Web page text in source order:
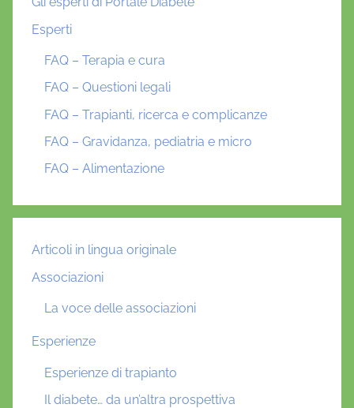
Esperti
FAQ – Terapia e cura
FAQ – Questioni legali
FAQ – Trapianti, ricerca e complicanze
FAQ – Gravidanza, pediatria e micro
FAQ – Alimentazione
Articoli in lingua originale
Associazioni
La voce delle associazioni
Esperienze
Esperienze di trapianto
Il diabete… da un’altra prospettiva